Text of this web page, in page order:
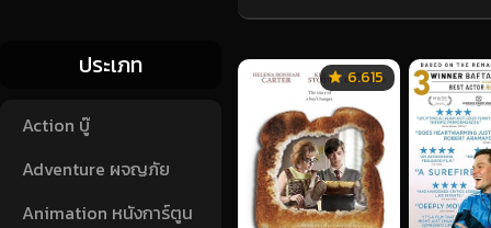
ประเภท
Action บู๊
Adventure ผจญภัย
Animation หนังการ์ตูน
6.615